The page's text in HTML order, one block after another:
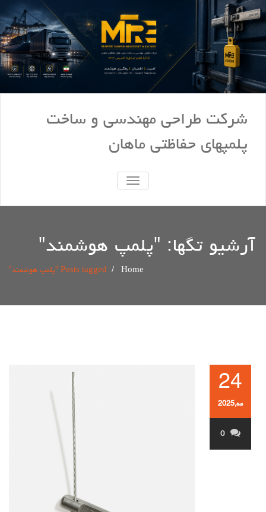
شرکت طراحی مهندسی و ساخت
پلمپهای حفاظتی ماهان
TOGGLE
NAVIGATION
آرشیو تگها: "پلمپ هوشمند"
Home
/ Posts tagged "پلمپ هوشمند"
24
مه,2025
0